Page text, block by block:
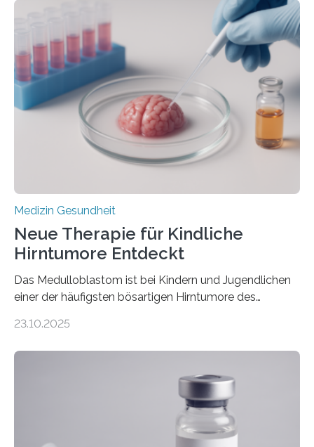
im Journal Circulation, warum der Energietransport bei
der Hypertrophen Kardiomyopathie (HCM) versagen
kann und wie sich durch eine Verringerung der
Herzbelastung und des oxidativen Stresses
Rhythmusstörungen reduzieren lassen. Würzburg. Die
hypertrophe Kardiomyopathie (HCM) ist die häufigste
erblich bedingte Herzerkrankung. Sie führt dazu, dass
sich die linke Herzkammer verdickt, der Herzmuskel zu
stark kontrahiert…
Medizin Gesundheit
Neue Therapie für Kindliche
Hirntumore Entdeckt
Das Medulloblastom ist bei Kindern und Jugendlichen
einer der häufigsten bösartigen Hirntumore des
Betroffenen können mit heutigen Methoden geheilt
Dringend benötigt werden zielgerichtete Therapien, die
nur Tumorschwachstellen angreifen und normales
Gewebe verschonen. Forschende um Daniel Merk vom
Hertie-Institut für klinische Hirnforschung am
23.10.2025